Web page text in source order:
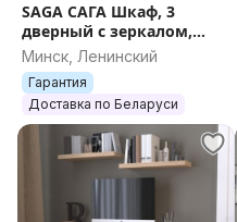
SAGA САГА Шкаф, 3
дверный с зеркалом,
132х65х216 см, белый /
ясень
Минск, Ленинский
Гарантия
Доставка по Беларуси